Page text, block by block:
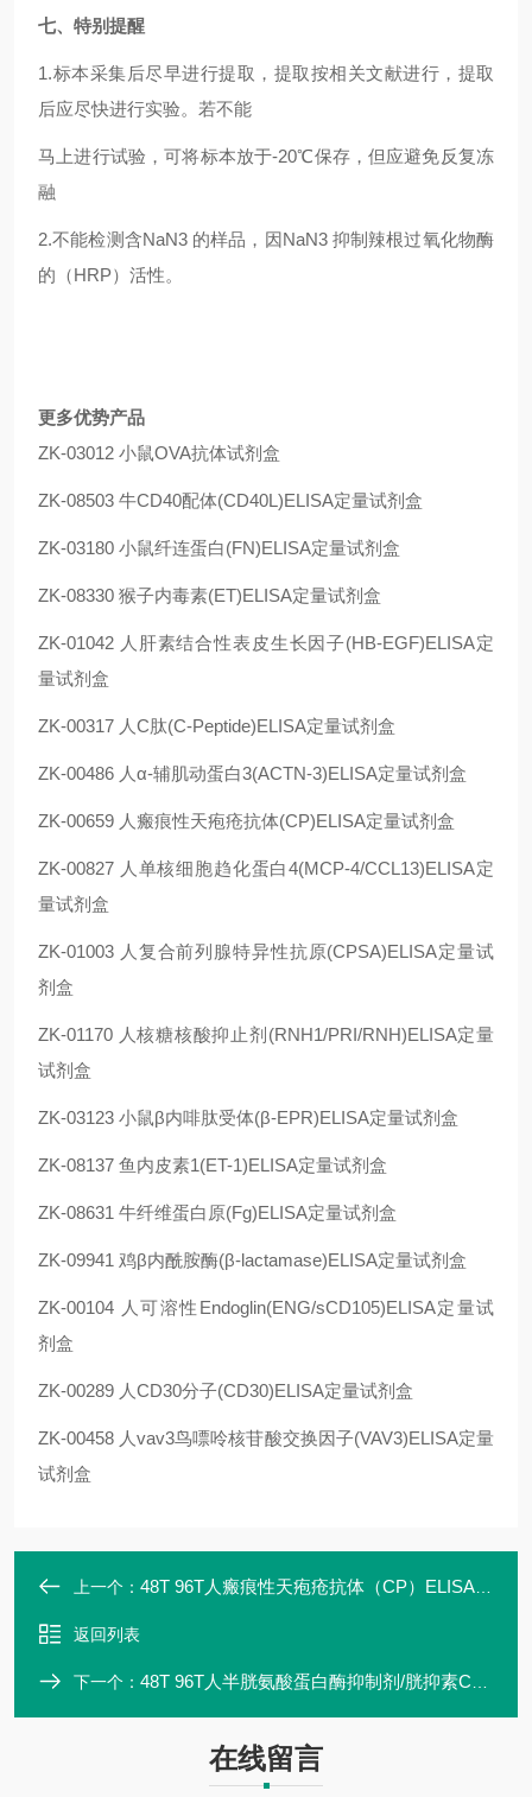
七、特别提醒
1.标本采集后尽早进行提取，提取按相关文献进行，提取
后应尽快进行实验。若不能
马上进行试验，可将标本放于-20℃保存，但应避免反复冻
融
2.不能检测含NaN3 的样品，因NaN3 抑制辣根过氧化物酶
的（HRP）活性。
更多优势产品
ZK-03012 小鼠OVA抗体试剂盒
ZK-08503 牛CD40配体(CD40L)ELISA定量试剂盒
ZK-03180 小鼠纤连蛋白(FN)ELISA定量试剂盒
ZK-08330 猴子内毒素(ET)ELISA定量试剂盒
ZK-01042 人肝素结合性表皮生长因子(HB-EGF)ELISA定
量试剂盒
ZK-00317 人C肽(C-Peptide)ELISA定量试剂盒
ZK-00486 人α-辅肌动蛋白3(ACTN-3)ELISA定量试剂盒
ZK-00659 人瘢痕性天疱疮抗体(CP)ELISA定量试剂盒
ZK-00827 人单核细胞趋化蛋白4(MCP-4/CCL13)ELISA定
量试剂盒
ZK-01003 人复合前列腺特异性抗原(CPSA)ELISA定量试
剂盒
ZK-01170 人核糖核酸抑止剂(RNH1/PRI/RNH)ELISA定量
试剂盒
ZK-03123 小鼠β内啡肽受体(β-EPR)ELISA定量试剂盒
ZK-08137 鱼内皮素1(ET-1)ELISA定量试剂盒
ZK-08631 牛纤维蛋白原(Fg)ELISA定量试剂盒
ZK-09941 鸡β内酰胺酶(β-lactamase)ELISA定量试剂盒
ZK-00104 人可溶性Endoglin(ENG/sCD105)ELISA定量试
剂盒
ZK-00289 人CD30分子(CD30)ELISA定量试剂盒
ZK-00458 人vav3鸟嘌呤核苷酸交换因子(VAV3)ELISA定量
试剂盒
上一个： 48T 96T人瘢痕性天疱疮抗体（CP）ELISA定量试剂盒高灵敏
返回列表
下一个： 48T 96T人半胱氨酸蛋白酶抑制剂/胱抑素C（Cys-C）ELISA定量试剂盒说明书
在线留言